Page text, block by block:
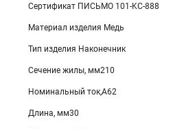
Сертификат ПИСЬМО 101-KC-888
Материал изделия Медь
Тип изделия Наконечник
Сечение жилы, мм210
Номинальный ток,А62
Длина, мм30